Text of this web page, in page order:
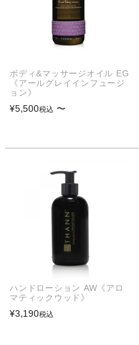
ボディ&マッサージオイル EG
《アールグレイインフュージ
ョン》
¥5,500税込 〜
ハンドローション AW《アロ
マティックウッド》
¥3,190税込